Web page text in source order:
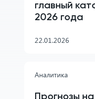
главный
2026 года
22.01.2026
Аналитика